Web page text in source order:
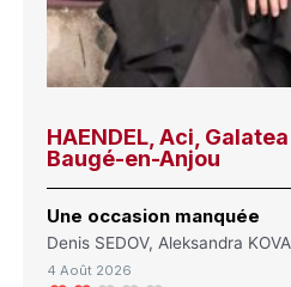
HAENDEL, Aci,
Baugé-en-Anjou
Une occasion manquée
Denis SEDOV, Aleksandra
4 Août 2026